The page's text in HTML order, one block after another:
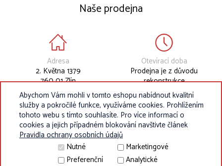
Naše prodejna
Adresa
2. Května 1379
760 01 Zlín
Otevírací doba
Prodejna je z důvodu
rekonstrukce
dočasně uzavřena.
Abychom Vám mohli v tomto eshopu nabídnout kvalitní
služby a pokročilé funkce, využíváme cookies. Prohlížením
tohoto webu s tímto souhlasíte. Pro více informací o
cookies a jejich případném blokování navštivte článek
Pravidla ochrany osobních údajů
Nutné
Marketingové
Preferenční
Analytické